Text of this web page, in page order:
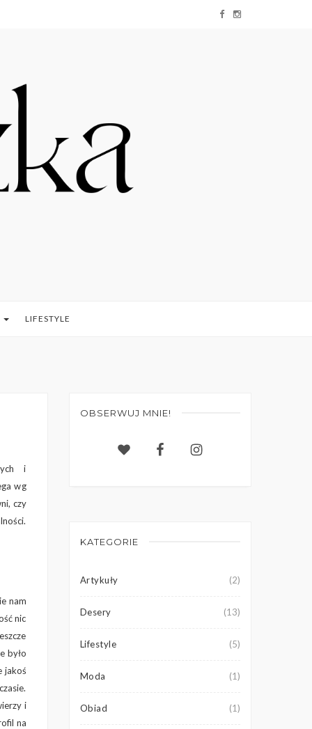
LIFESTYLE
i
wg
czy
nam
nic
było
jakoś
i
na
OBSERWUJ MNIE!
KATEGORIE
Artykuły (2)
Desery (13)
Lifestyle (5)
Moda (1)
Obiad (1)